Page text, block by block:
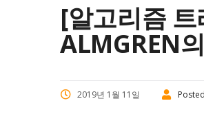
[알고리즘
ALMGREN
2019년 1월 11일